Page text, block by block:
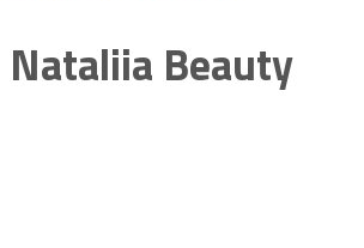
Nataliia Beauty